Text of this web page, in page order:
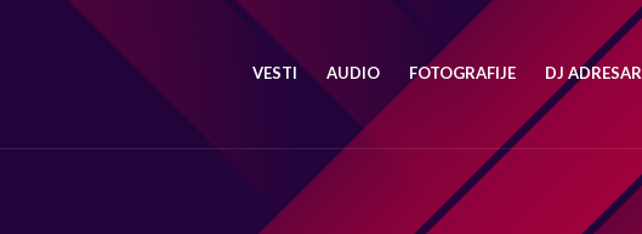
VESTI AUDIO FOTOGRAFIJE DJ ADRESAR